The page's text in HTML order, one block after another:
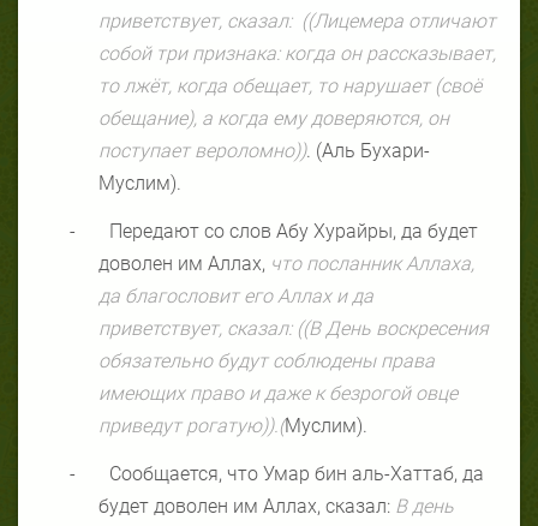
приветствует, сказал: ((Лицемера отличают
собой три признака: когда он рассказывает,
то лжёт, когда обещает, то нарушает (своё
обещание), а когда ему доверяются, он
поступает вероломно)). (Аль Бухари-
Муслим).
-
Передают со слов Абу Хурайры, да будет
доволен им Аллах, что посланник Аллаха,
да благословит его Аллах и да
приветствует, сказал: ((В День воскресения
обязательно будут соблюдены права
имеющих право и даже к безрогой овце
приведут рогатую)).(Муслим).
-
Сообщается, что Умар бин аль-Хаттаб, да
будет доволен им Аллах, сказал: В день